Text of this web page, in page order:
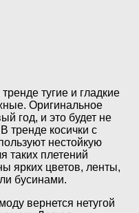
тугие и гладкие
Оригинальное
год, и это будет не
тренде косички с
нестойкую
таких плетений
ярких цветов, ленты,
бусинами.
вернется нетугой